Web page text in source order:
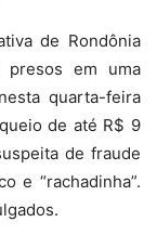
de Rondônia
presos em uma
quarta-feira
de até R$ 9
de fraude
e “rachadinha”.